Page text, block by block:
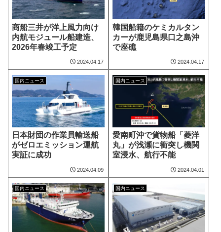
商船三井が洋上風力向け
内航モジュール船建造、
2026年春竣工予定
2024.04.17
韓国船籍のケミカルタン
カーが鹿児島県口之島沖
で座礁
2024.04.17
国内ニュース
日本財団の作業員輸送船
がゼロエミッション運航
実証に成功
2024.04.09
国内ニュース
愛南町沖で貨物船「菱洋
丸」が浅瀬に衝突し機関
室浸水、航行不能
2024.04.01
国内ニュース 国内ニュース